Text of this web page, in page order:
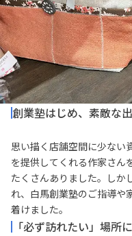
創業塾はじめ、素敵な
思い描く店舗空間に少ない
を提供してくれる作家さん
たくさんありました。しか
れ、白馬創業塾のご指導や
着けました。
「必ず訪れたい」場所